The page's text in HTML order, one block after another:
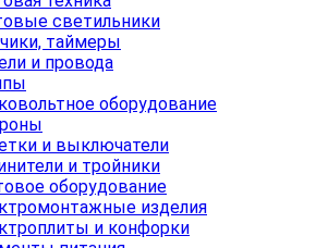
светильники
таймеры
и провода
оборудование
и выключатели
и тройники
оборудование
изделия
и конфорки